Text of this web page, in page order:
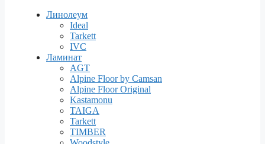
Линолеум
Ideal
Tarkett
IVC
Ламинат
AGT
Alpine Floor by Camsan
Alpine Floor Original
Kastamonu
TAIGA
Tarkett
TIMBER